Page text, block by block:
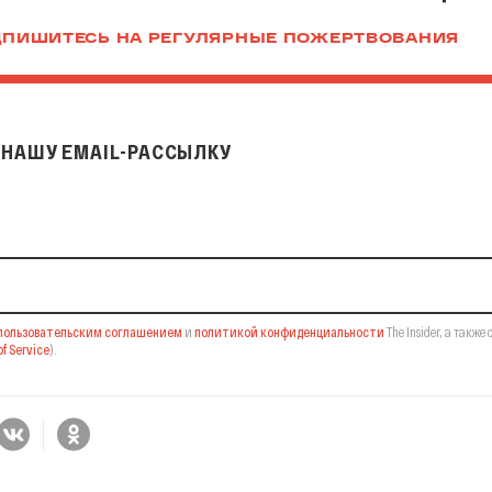
НА РЕГУЛЯРНЫЕ ПОЖЕРТВОВАНИЯ
EMAIL-РАССЫЛКУ
соглашением и политикой конфиденциальности The Insider, а также
Service).